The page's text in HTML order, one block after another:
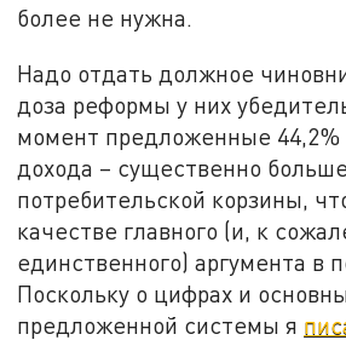
более не нужна.
Надо отдать должное
доза реформы у них
момент предложенные 44,2%
дохода – существенно
потребительской корзины,
качестве главного (и, к
единственного) аргумента в
Поскольку о цифрах и
предложенной системы я